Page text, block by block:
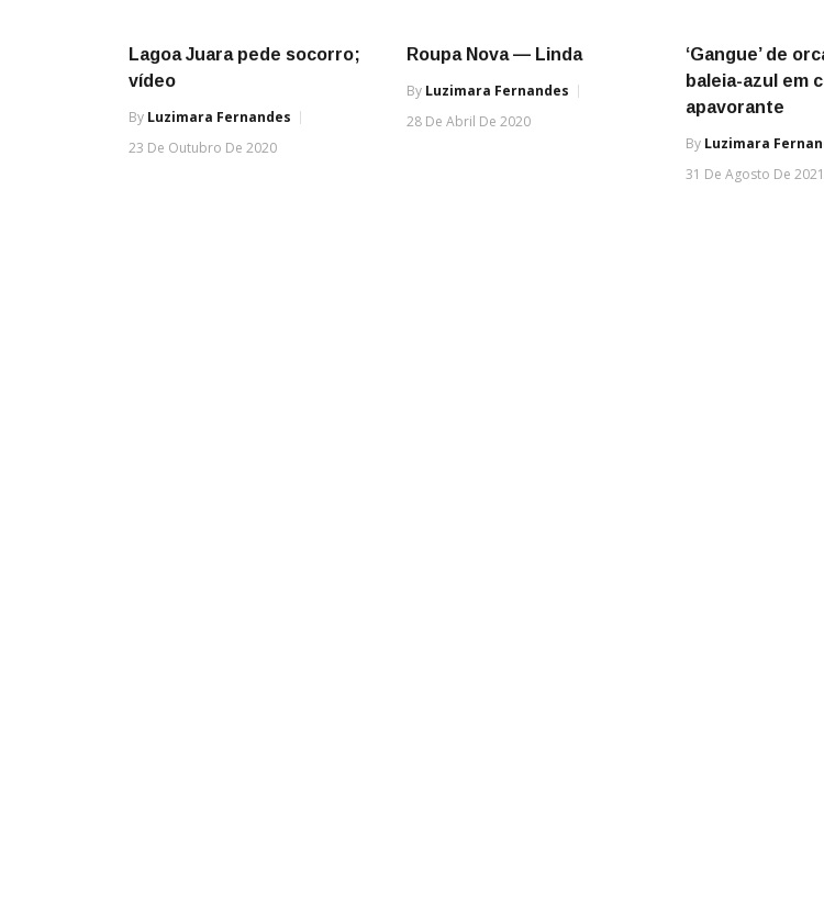
Lagoa Juara pede socorro;
vídeo
By Luzimara Fernandes
23 De Outubro De 2020
Roupa Nova — Linda
By Luzimara Fernandes
28 De Abril De 2020
‘Gangue’ de
baleia-azul em
apavorante
By Luzimara
31 De Agosto De 2021